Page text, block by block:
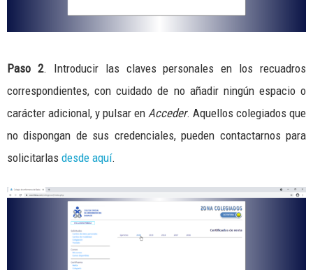
Paso 2. Introducir las claves personales en los recuadros
correspondientes, con cuidado de no añadir ningún espacio o
carácter adicional, y pulsar en Acceder. Aquellos colegiados que
no dispongan de sus credenciales, pueden contactarnos para
solicitarlas desde aquí.